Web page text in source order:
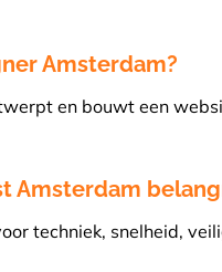
Amsterdam?
en bouwt een
Amsterdam
techniek, snelheid,